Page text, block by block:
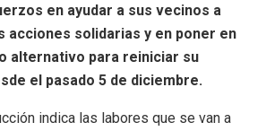
en ayudar a sus vecinos a
acciones solidarias y en poner en
alternativo para reiniciar su
el pasado 5 de diciembre.
indica las labores que se van a